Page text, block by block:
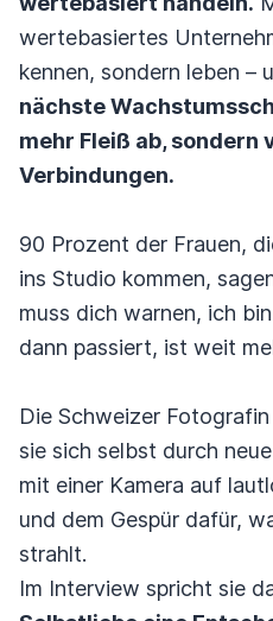
wertebasiertes
kennen, sondern leben –
nächste
mehr Fleiß ab, sondern
Verbindungen.
90 Prozent der Frauen,
ins Studio kommen,
muss dich warnen, ich
dann passiert, ist weit
Die Schweizer
sie sich selbst durch
mit einer Kamera auf
und dem Gespür dafür,
strahlt.
Im Interview spricht sie